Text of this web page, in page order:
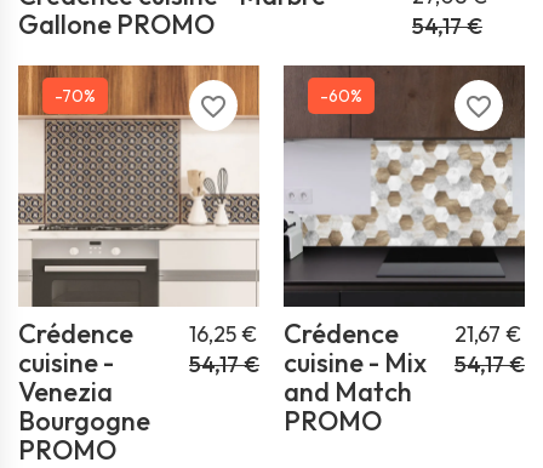
Gallone PROMO
54,17 €
favorite_border
Crédence
cuisine -
Venezia
Bourgogne
PROMO
16,25 €
54,17 €
-70% favorite_border
Crédence
cuisine - Mix
and Match
PROMO
21,67 €
54,17 €
-60%